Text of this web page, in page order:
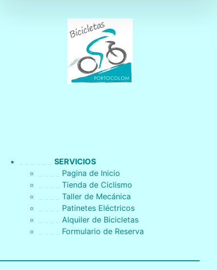
SERVICIOS
Pagina de Inicio
Tienda de Ciclismo
Taller de Mecánica
Patinetes Eléctricos
Alquiler de Bicicletas
Formulario de Reserva